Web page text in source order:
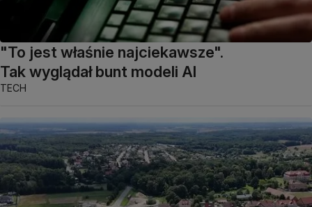
"To jest właśnie najciekawsze".
Tak wyglądał bunt modeli AI
TECH